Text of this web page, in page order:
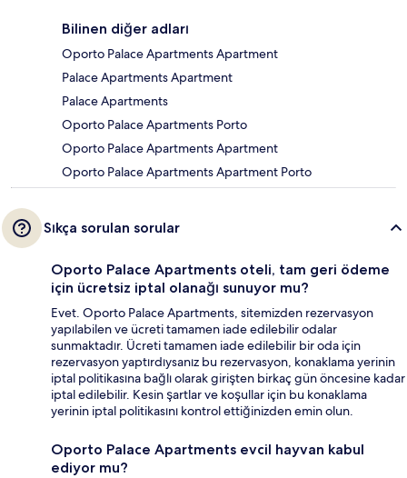
Bilinen diğer adları
Oporto Palace Apartments Apartment
Palace Apartments Apartment
Palace Apartments
Oporto Palace Apartments Porto
Oporto Palace Apartments Apartment
Oporto Palace Apartments Apartment Porto
Sıkça sorulan sorular
Oporto Palace Apartments oteli, tam geri ödeme
için ücretsiz iptal olanağı sunuyor mu?
Evet. Oporto Palace Apartments, sitemizden rezervasyon
yapılabilen ve ücreti tamamen iade edilebilir odalar
sunmaktadır. Ücreti tamamen iade edilebilir bir oda için
rezervasyon yaptırdıysanız bu rezervasyon, konaklama yerinin
iptal politikasına bağlı olarak girişten birkaç gün öncesine kadar
iptal edilebilir. Kesin şartlar ve koşullar için bu konaklama
yerinin iptal politikasını kontrol ettiğinizden emin olun.
Oporto Palace Apartments evcil hayvan kabul
ediyor mu?